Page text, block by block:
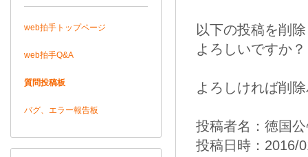
web拍手トップページ
web拍手Q&A
質問投稿板
バグ、エラー報告板
以下の投稿を削
よろしいですか？
よろしければ削
投稿者名：徳国
投稿日時：2016/